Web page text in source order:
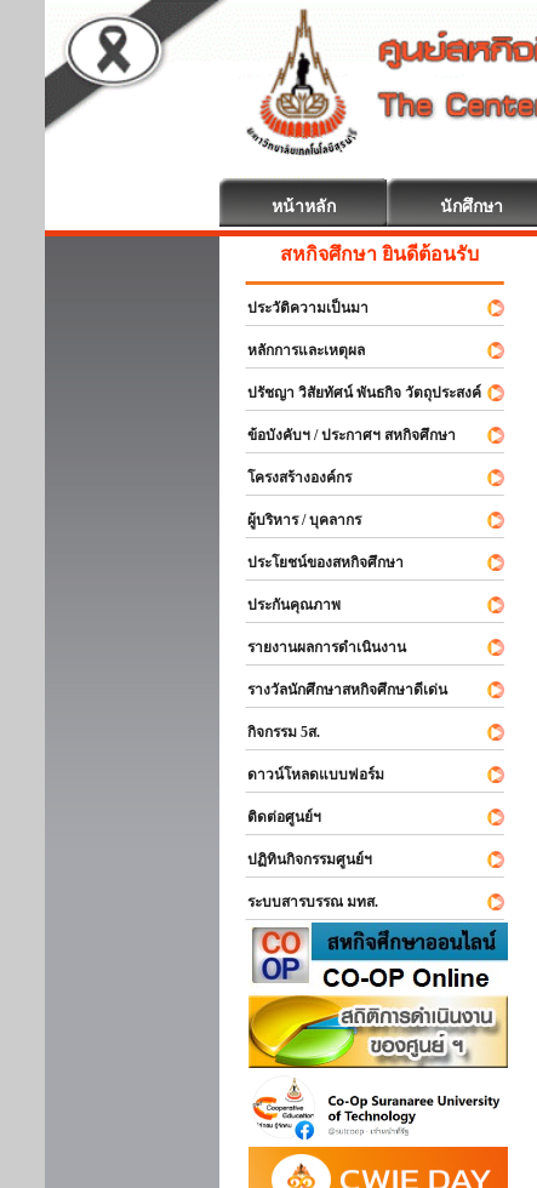
หน้าหลัก นักศึกษา
สหกิจศึกษา ยินดีต้อนรับ
ประวัติความเป็นมา
หลักการและเหตุผล
ปรัชญา วิสัยทัศน์ พันธกิจ วัตถุประสงค์
ข้อบังคับฯ / ประกาศฯ สหกิจศึกษา
โครงสร้างองค์กร
ผู้บริหาร / บุคลากร
ประโยชน์ของสหกิจศึกษา
ประกันคุณภาพ
รายงานผลการดำเนินงาน
รางวัลนักศึกษาสหกิจศึกษาดีเด่น
กิจกรรม 5ส.
ดาวน์โหลดแบบฟอร์ม
ติดต่อศูนย์ฯ
ปฏิทินกิจกรรมศูนย์ฯ
ระบบสารบรรณ มทส.